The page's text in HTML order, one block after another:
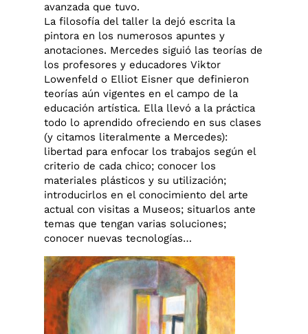
avanzada que tuvo.
La filosofía del taller la dejó escrita la
pintora en los numerosos apuntes y
anotaciones. Mercedes siguió las teorías de
los profesores y educadores Viktor
Lowenfeld o Elliot Eisner que definieron
teorías aún vigentes en el campo de la
educación artística. Ella llevó a la práctica
todo lo aprendido ofreciendo en sus clases
(y citamos literalmente a Mercedes):
libertad para enfocar los trabajos según el
criterio de cada chico; conocer los
materiales plásticos y su utilización;
introducirlos en el conocimiento del arte
actual con visitas a Museos; situarlos ante
temas que tengan varias soluciones;
conocer nuevas tecnologías…